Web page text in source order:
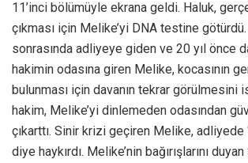
11’inci bölümüyle ekrana geldi. Haluk,
çıkması için Melike’yi DNA testine
sonrasında adliyeye giden ve 20 yıl önce
hakimin odasına giren Melike, kocasının
bulunması için davanın tekrar görülmesini
hakim, Melike’yi dinlemeden odasından
çıkarttı. Sinir krizi geçiren Melike, adliyede
diye haykırdı. Melike’nin bağırışlarını